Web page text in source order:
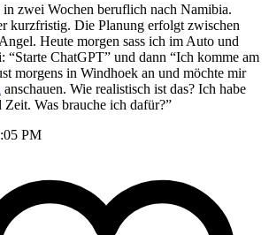
in zwei Wochen beruflich nach Namibia.
kurzfristig. Die Planung erfolgt zwischen
Heute morgen sass ich im Auto und
“Starte ChatGPT” und dann “Ich komme am
morgens in Windhoek an und möchte mir
anschauen. Wie realistisch ist das? Ich habe
Was brauche ich dafür?”
PM